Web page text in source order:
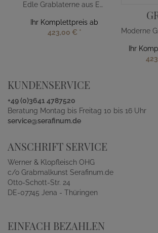
Edle Grablaterne aus Edelstahl
Ihr Komplettpreis ab
423,00 € *
Ihr
KUNDENSERVICE
+49 (0)3641 4787520
Beratung Montag bis Freitag 10 bis 16 Uhr
service@serafinum.de
ANSCHRIFT SERVICE
Werner & Klopfleisch OHG
c/o Grabmalkunst Serafinum.de
Otto-Schott-Str. 24
DE-07745 Jena - Thüringen
EINFACH BEZAHLEN